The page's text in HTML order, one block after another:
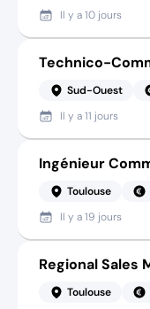
Il y a10 jours
Technico-
Sud-Ouest
Il y a11 jours
Ingénieur
Toulouse
Il y a19 jours
Regional Sales
Toulouse